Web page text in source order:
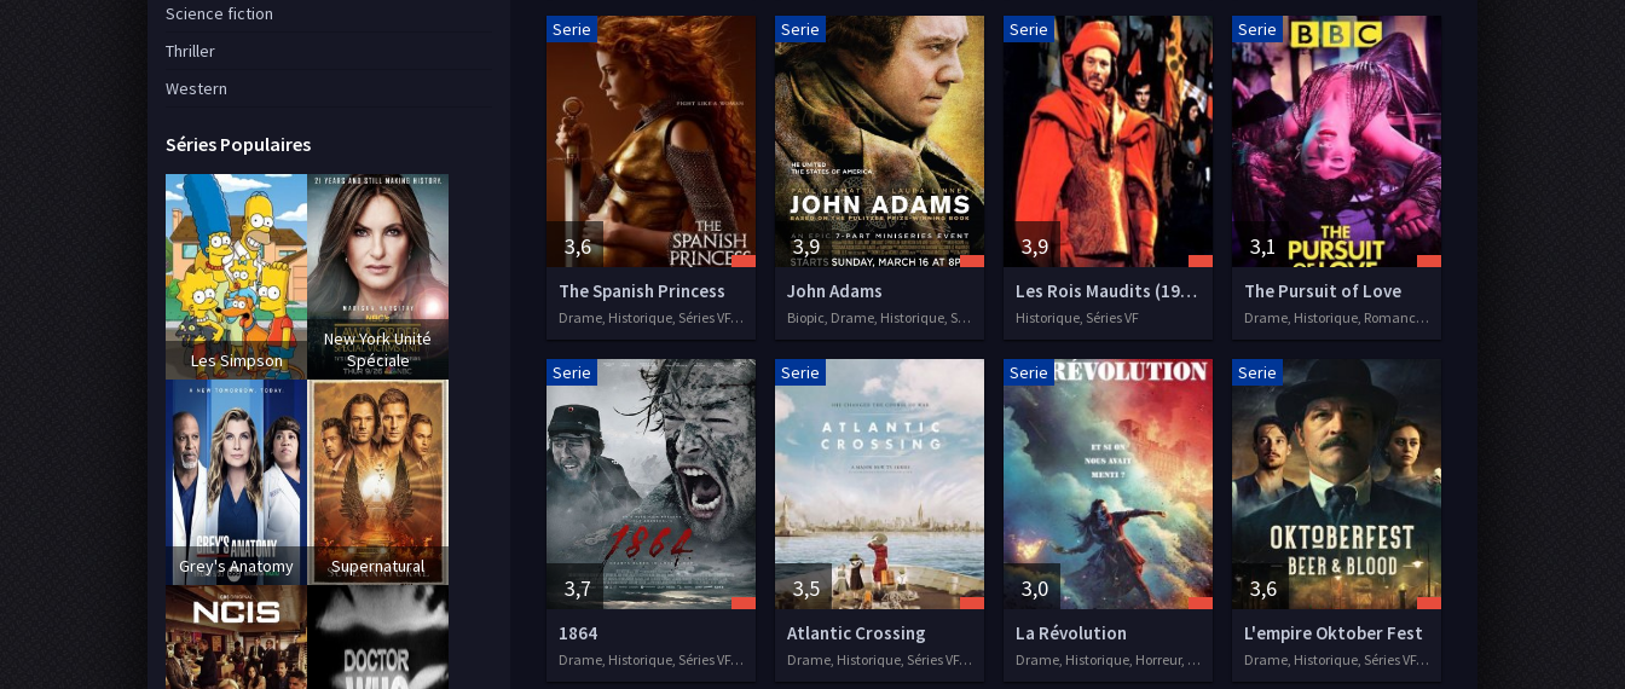
3,6
Serie
The Spanish Princess
Drame, Historique, Séries VF, 2019
3,9
Serie
John Adams
Biopic, Drame, Historique, Séries VF, 2008
3,9
Serie
Les Rois Maudits (1972)
Historique, Séries VF
3,1
Serie
The Pursuit of Love
Drame, Historique, Romance, Séries VOSTFR, 2021
3,7
Serie
1864
Drame, Historique, Séries VF, 2014
3,5
Serie
Atlantic Crossing
Drame, Historique, Séries VF, 2020
3,0
Serie
La Révolution
Drame, Historique, Horreur, Séries VF, 2020
3,6
Serie
L'empire Oktober Fest
Drame, Historique, Séries VF, 2020
Science fiction
Thriller
Western
Séries Populaires
Les Simpson
New York Unité
Spéciale
Grey's Anatomy Supernatural